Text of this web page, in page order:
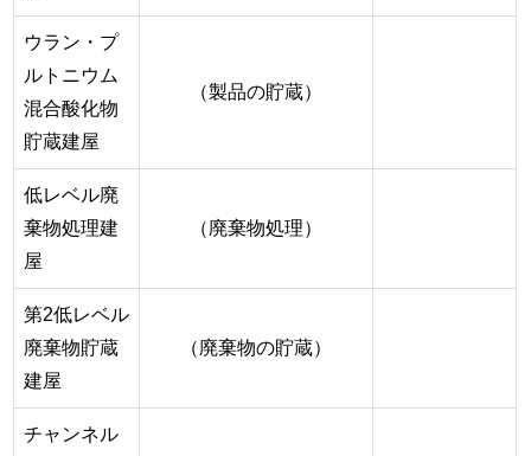
ウラン・プ
ルトニウム
混合酸化物
貯蔵建屋
（製品の貯蔵）
低レベル廃
棄物処理建
屋
（廃棄物処理）
第2低レベル
廃棄物貯蔵
建屋
（廃棄物の貯蔵）
チャンネル